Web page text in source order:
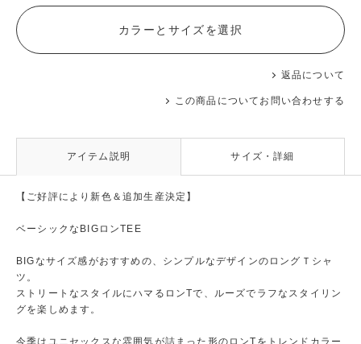
返品について
この商品についてお問い合わせする
カラーとサイズを選択
アイテム説明 サイズ・詳細
【ご好評により新色＆追加生産決定】
ベーシックなBIGロンTEE
BIGなサイズ感がおすすめの、シンプルなデザインのロングＴシャ
ツ。
ストリートなスタイルにハマるロンTで、ルーズでラフなスタイリン
グを楽しめます。
今季はユニセックスな雰囲気が詰まった形のロンTをトレンドカラー